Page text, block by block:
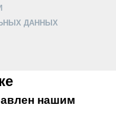
ДАННЫХ
нашим